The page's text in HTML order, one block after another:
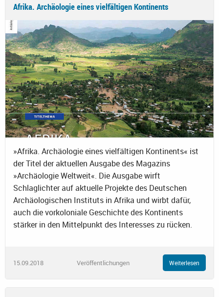
Afrika. Archäologie eines vielfältigen Kontinents
»Afrika. Archäologie eines vielfältigen Kontinents« ist
der Titel der aktuellen Ausgabe des Magazins
»Archäologie Weltweit«. Die Ausgabe wirft
Schlaglichter auf aktuelle Projekte des Deutschen
Archäologischen Instituts in Afrika und wirbt dafür,
auch die vorkoloniale Geschichte des Kontinents
stärker in den Mittelpunkt des Interesses zu rücken.
15.09.2018 Veröffentlichungen Weiterlesen